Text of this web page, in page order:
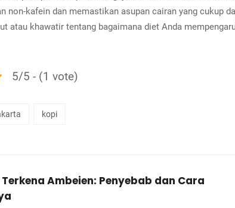
non-kafein dan memastikan asupan cairan yang cukup
atau khawatir tentang bagaimana diet Anda
5/5 - (1 vote)
kopi
Ambeien: Penyebab dan Cara